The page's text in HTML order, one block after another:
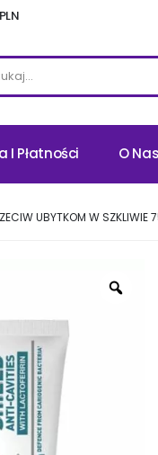
I Płatności O Nas
UBYTKOM W SZKLIWIE